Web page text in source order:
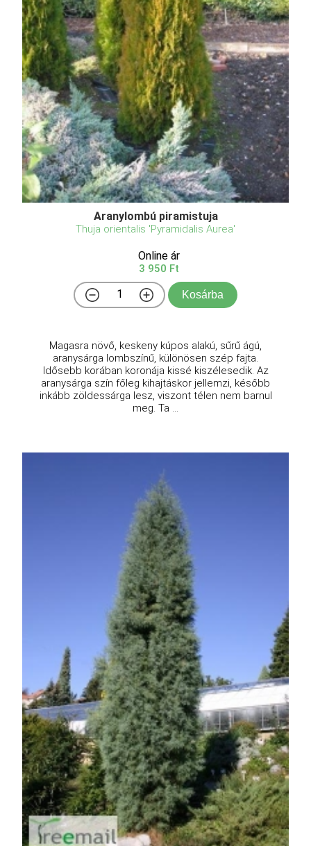
Aranylombú piramistuja
Thuja orientalis 'Pyramidalis Aurea'
Online ár
3 950 Ft
Kosárba
Magasra növő, keskeny kúpos alakú, sűrű ágú,
aranysárga lombszínű, különösen szép fajta.
Idősebb korában koronája kissé kiszélesedik. Az
aranysárga szín főleg kihajtáskor jellemzi, később
inkább zöldessárga lesz, viszont télen nem barnul
meg. Ta ...